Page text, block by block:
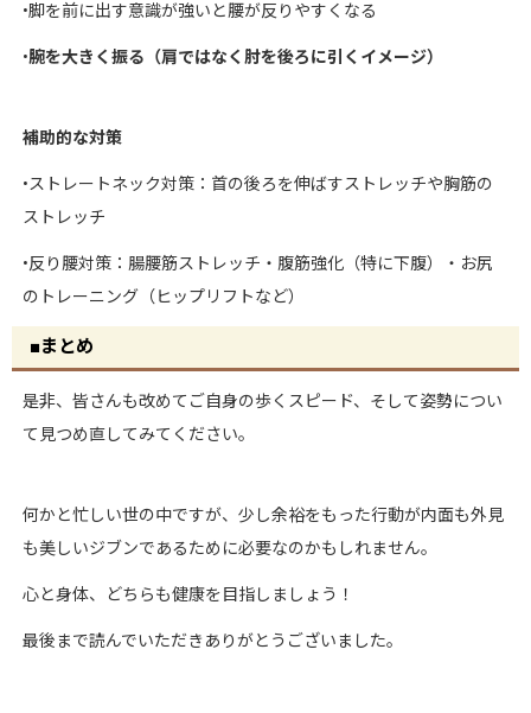
•脚を前に出す意識が強いと腰が反りやすくなる
•腕を大きく振る（肩ではなく肘を後ろに引くイメージ）
補助的な対策
•ストレートネック対策：首の後ろを伸ばすストレッチや胸筋の
ストレッチ
•反り腰対策：腸腰筋ストレッチ・腹筋強化（特に下腹）・お尻
のトレーニング（ヒップリフトなど）
■まとめ
是非、皆さんも改めてご自身の歩くスピード、そして姿勢につい
て見つめ直してみてください。
何かと忙しい世の中ですが、少し余裕をもった行動が内面も外見
も美しいジブンであるために必要なのかもしれません。
心と身体、どちらも健康を目指しましょう！
最後まで読んでいただきありがとうございました。